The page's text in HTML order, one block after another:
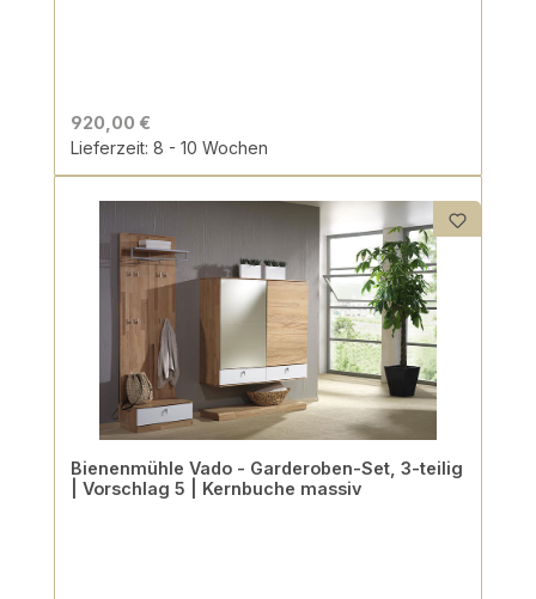
920,00 €
Lieferzeit: 8 - 10 Wochen
Bienenmühle Vado - Garderoben-Set, 3-teilig
| Vorschlag 5 | Kernbuche massiv